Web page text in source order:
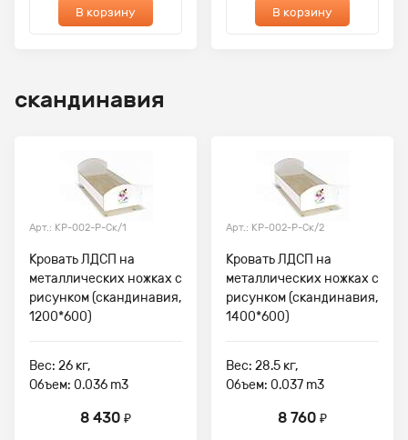
В корзину В корзину
скандинавия
Арт.: КР-002-Р-Ск/1
Кровать ЛДСП на
металлических ножках с
рисунком (скандинавия,
1200*600)
Вес: 26 кг,
Объем: 0.036 m3
8 430 ₽
Арт.: КР-002-Р-Ск/2
Кровать ЛДСП на
металлических ножках с
рисунком (скандинавия,
1400*600)
Вес: 28.5 кг,
Объем: 0.037 m3
8 760 ₽